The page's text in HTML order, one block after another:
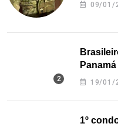
09/01/
nos19/01/
1º